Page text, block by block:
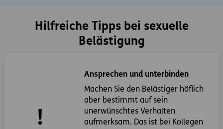
Hilfreiche Tipps bei sexuelle
Belästigung
Ansprechen und unterbinden
Machen Sie den Belästiger höflich
aber bestimmt auf sein
unerwünschtes Verhalten
aufmerksam. Das ist bei Kollegen